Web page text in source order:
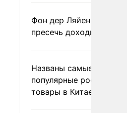
Фон дер Ляйен
пресечь доходы России
Названы самые
популярные российские
товары в Китае